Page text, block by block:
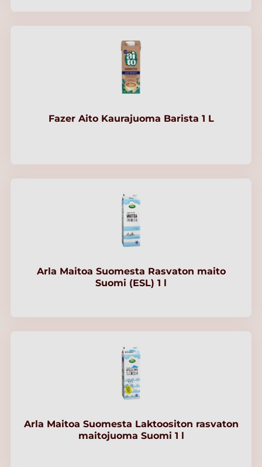
Fazer Aito Kaurajuoma Barista 1 L
Arla Maitoa Suomesta Rasvaton maito
Suomi (ESL) 1 l
Arla Maitoa Suomesta Laktoositon rasvaton
maitojuoma Suomi 1 l